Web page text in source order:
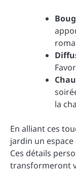
la
En alliant ces
jardin un
Ces détails
transformeront